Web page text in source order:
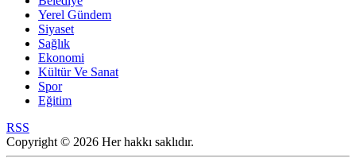
Yerel Gündem
Siyaset
Sağlık
Ekonomi
Kültür Ve Sanat
Spor
Eğitim
RSS
Copyright © 2026 Her hakkı saklıdır.